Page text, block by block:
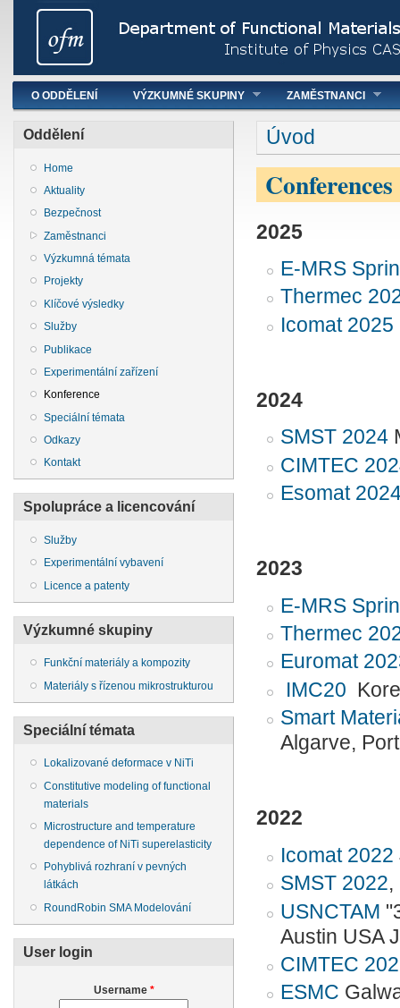
Hlavní menu
O ODDĚLENÍ VÝZKUMNÉ SKUPINY ZAMĚSTNANCI
Oddělení
Home
Aktuality
Bezpečnost
Zaměstnanci
Výzkumná témata
Projekty
Klíčové výsledky
Služby
Publikace
Experimentální zařízení
Konference
Speciální témata
Odkazy
Kontakt
Spolupráce a licencování
Služby
Experimentální vybavení
Licence a patenty
Výzkumné skupiny
Funkční materiály a kompozity
Materiály s řízenou mikrostrukturou
Speciální témata
Lokalizované deformace v NiTi
Constitutive modeling of functional
materials
Microstructure and temperature
dependence of NiTi superelasticity
Pohyblivá rozhraní v pevných
látkách
RoundRobin SMA Modelování
User login
Username *
You are here
Úvod
Conferences
2025
E-MRS
Thermec
Icomat 2025
2024
SMST 2024
CIMTEC
Esomat
2023
E-MRS
Thermec
Euromat
IMC20
Smart
Algarve,
2022
Icomat 2022
SMST 2022,
USNCTAM
Austin USA
CIMTEC
ESMC